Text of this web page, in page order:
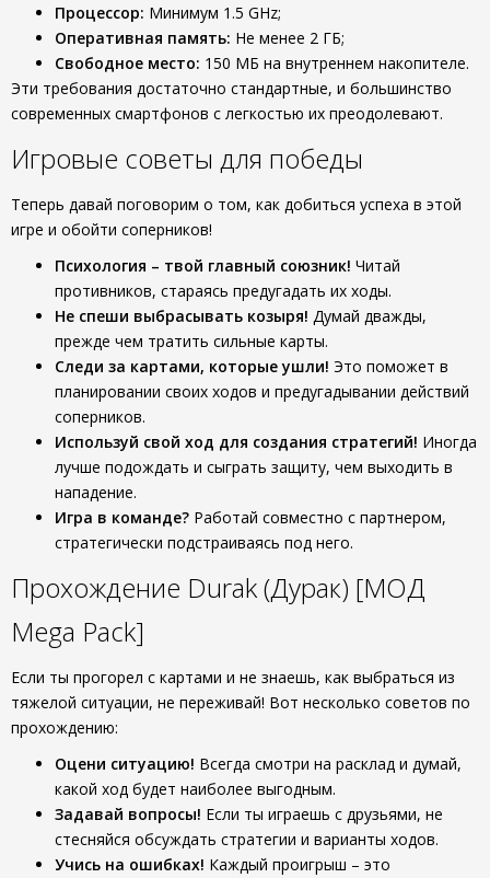
Процессор: Минимум 1.5 GHz;
Оперативная память: Не менее 2 ГБ;
Свободное место: 150 МБ на внутреннем накопителе.
Эти требования достаточно стандартные, и большинство
современных смартфонов с легкостью их преодолевают.
Игровые советы для победы
Теперь давай поговорим о том, как добиться успеха в этой
игре и обойти соперников!
Психология – твой главный союзник! Читай
противников, стараясь предугадать их ходы.
Не спеши выбрасывать козыря! Думай дважды,
прежде чем тратить сильные карты.
Следи за картами, которые ушли! Это поможет в
планировании своих ходов и предугадывании действий
соперников.
Используй свой ход для создания стратегий! Иногда
лучше подождать и сыграть защиту, чем выходить в
нападение.
Игра в команде? Работай совместно с партнером,
стратегически подстраиваясь под него.
Прохождение Durak (Дурак) [МОД
Mega Pack]
Если ты прогорел с картами и не знаешь, как выбраться из
тяжелой ситуации, не переживай! Вот несколько советов по
прохождению:
Оцени ситуацию! Всегда смотри на расклад и думай,
какой ход будет наиболее выгодным.
Задавай вопросы! Если ты играешь с друзьями, не
стесняйся обсуждать стратегии и варианты ходов.
Учись на ошибках! Каждый проигрыш – это